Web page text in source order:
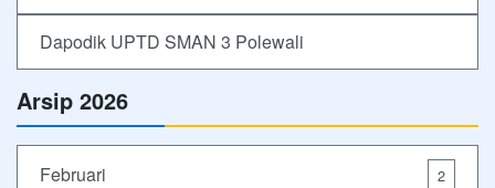
Dapodik UPTD SMAN 3 Polewali
Arsip 2026
Februari 2